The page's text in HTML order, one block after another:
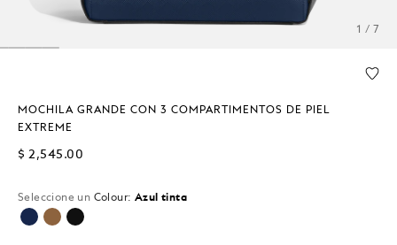
1 / 7
MOCHILA GRANDE CON 3 COMPARTIMENTOS DE PIEL
EXTREME
$ 2,545.00
Seleccione un Colour: Azul tinta
seleccionado